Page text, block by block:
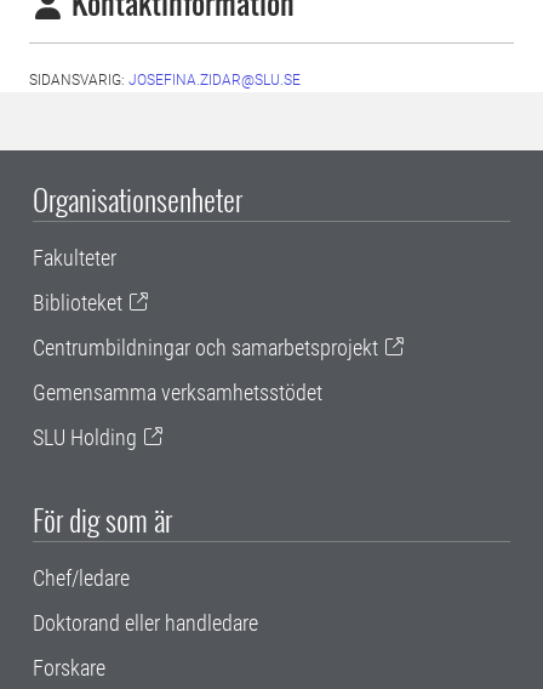
SIDANSVARIG: JOSEFINA.ZIDAR@SLU.SE
Organisationsenheter
Fakulteter
Biblioteket
Centrumbildningar och samarbetsprojekt
Gemensamma verksamhetsstödet
SLU Holding
För dig som är
Chef/ledare
Doktorand eller handledare
Forskare